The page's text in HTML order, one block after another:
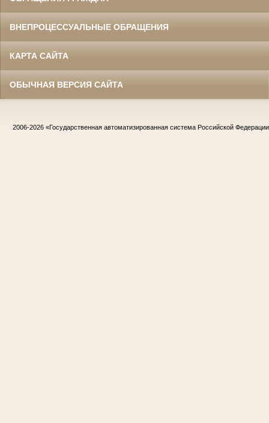
ВНЕПРОЦЕССУАЛЬНЫЕ ОБРАЩЕНИЯ
КАРТА САЙТА
ОБЫЧНАЯ ВЕРСИЯ САЙТА
2006-2026 «Государственная автоматизированная система Российской